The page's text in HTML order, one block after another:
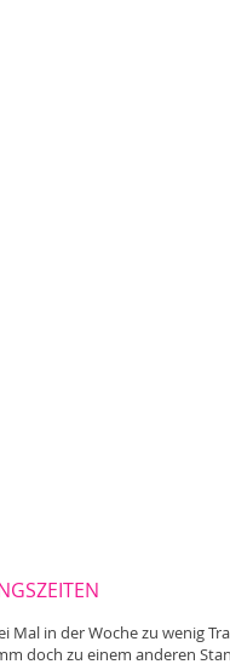
Mal in der Woche zu wenig
doch zu einem anderen